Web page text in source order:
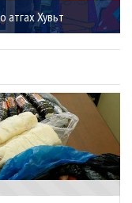
атгах Хувьт